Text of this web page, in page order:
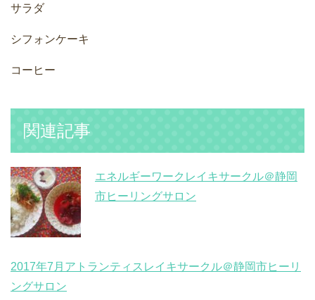
サラダ
シフォンケーキ
コーヒー
関連記事
エネルギーワークレイキサークル＠静岡
市ヒーリングサロン
2017年7月アトランティスレイキサークル＠静岡市ヒーリ
ングサロン